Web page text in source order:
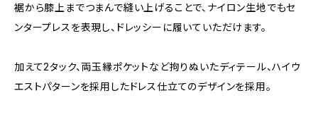
裾から膝上までつまんで縫い上げることで、ナイロン生地でもセ
ンタープレスを表現し、ドレッシーに履いていただけます。
加えて2タック、両玉縁ポケットなど拘りぬいたディテール、ハイウ
エストパターンを採用したドレス仕立てのデザインを採用。